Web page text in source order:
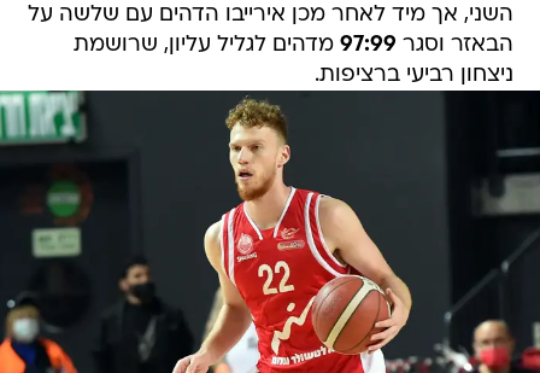
השני, אך מיד לאחר מכן אירייבו הדהים עם שלשה על
הבאזר וסגר 97:99 מדהים לגליל עליון, שרושמת
ניצחון רביעי ברציפות.